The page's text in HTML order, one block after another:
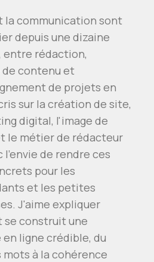
la communication sont
depuis une dizaine
entre rédaction,
contenu et
de projets en
sur la création de site,
digital, l'image de
le métier de rédacteur
l'envie de rendre ces
pour les
et les petites
J'aime expliquer
se construit une
en ligne crédible, du
mots à la cohérence